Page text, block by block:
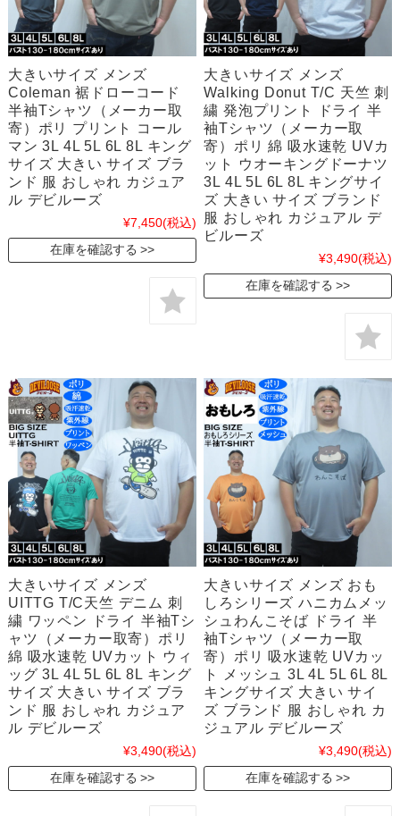
大きいサイズ メンズ
Coleman 裾ドローコード
半袖Tシャツ（メーカー取
寄）ポリ プリント コール
マン 3L 4L 5L 6L 8L キング
サイズ 大きい サイズ ブラ
ンド 服 おしゃれ カジュア
ル デビルーズ
¥7,450(税込)
在庫を確認する
大きいサイズ メンズ
Walking Donut T/C 天竺 刺
繍 発泡プリント ドライ 半
袖Tシャツ（メーカー取
寄）ポリ 綿 吸水速乾 UVカ
ット ウオーキングドーナツ
3L 4L 5L 6L 8L キングサイ
ズ 大きい サイズ ブランド
服 おしゃれ カジュアル デ
ビルーズ
¥3,490(税込)
在庫を確認する
大きいサイズ メンズ
UITTG T/C天竺 デニム 刺
繍 ワッペン ドライ 半袖Tシ
ャツ（メーカー取寄）ポリ
綿 吸水速乾 UVカット ウィ
ッグ 3L 4L 5L 6L 8L キング
サイズ 大きい サイズ ブラ
ンド 服 おしゃれ カジュア
ル デビルーズ
¥3,490(税込)
在庫を確認する
大きいサイズ メンズ おも
しろシリーズ ハニカムメッ
シュわんこそば ドライ 半
袖Tシャツ（メーカー取
寄）ポリ 吸水速乾 UVカッ
ト メッシュ 3L 4L 5L 6L 8L
キングサイズ 大きい サイ
ズ ブランド 服 おしゃれ カ
ジュアル デビルーズ
¥3,490(税込)
在庫を確認する